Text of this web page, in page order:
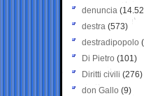
denuncia
destra (573)
destradipopolo
Di Pietro (101)
Diritti civili (276)
don Gallo (9)